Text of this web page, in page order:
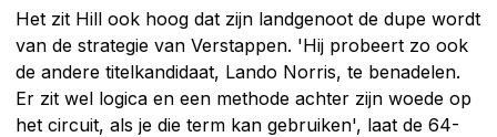
Het zit Hill ook hoog dat zijn landgenoot de dupe wordt
van de strategie van Verstappen. 'Hij probeert zo ook
de andere titelkandidaat, Lando Norris, te benadelen.
Er zit wel logica en een methode achter zijn woede op
het circuit, als je die term kan gebruiken', laat de 64-